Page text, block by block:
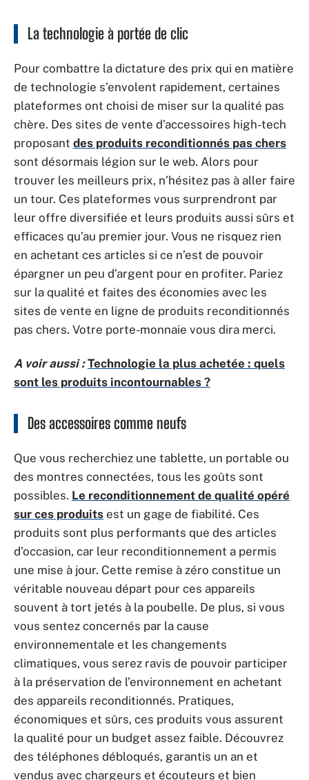
La technologie à portée de clic
Pour combattre la dictature des prix qui en matière
de technologie s’envolent rapidement, certaines
plateformes ont choisi de miser sur la qualité pas
chère. Des sites de vente d’accessoires high-tech
proposant des produits reconditionnés pas chers
sont désormais légion sur le web. Alors pour
trouver les meilleurs prix, n’hésitez pas à aller faire
un tour. Ces plateformes vous surprendront par
leur offre diversifiée et leurs produits aussi sûrs et
efficaces qu’au premier jour. Vous ne risquez rien
en achetant ces articles si ce n’est de pouvoir
épargner un peu d’argent pour en profiter. Pariez
sur la qualité et faites des économies avec les
sites de vente en ligne de produits reconditionnés
pas chers. Votre porte-monnaie vous dira merci.
A voir aussi : Technologie la plus achetée : quels
sont les produits incontournables ?
Des accessoires comme neufs
Que vous recherchiez une tablette, un portable ou
des montres connectées, tous les goûts sont
possibles. Le reconditionnement de qualité opéré
sur ces produits est un gage de fiabilité. Ces
produits sont plus performants que des articles
d’occasion, car leur reconditionnement a permis
une mise à jour. Cette remise à zéro constitue un
véritable nouveau départ pour ces appareils
souvent à tort jetés à la poubelle. De plus, si vous
vous sentez concernés par la cause
environnementale et les changements
climatiques, vous serez ravis de pouvoir participer
à la préservation de l’environnement en achetant
des appareils reconditionnés. Pratiques,
économiques et sûrs, ces produits vous assurent
la qualité pour un budget assez faible. Découvrez
des téléphones débloqués, garantis un an et
vendus avec chargeurs et écouteurs et bien